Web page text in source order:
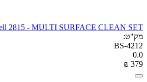
2815 - MULTI SURFACE CLEAN SET
מק"ט:
BS-4212
0.0
₪ ‍379‍